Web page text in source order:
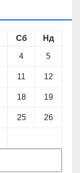
Сб Нд
4 5
11 12
18 19
25 26